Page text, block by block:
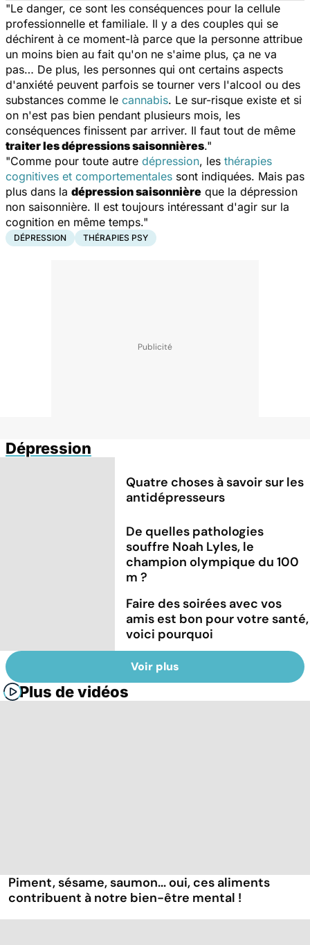
"Le danger, ce sont les conséquences pour la cellule
professionnelle et familiale. Il y a des couples qui se
déchirent à ce moment-là parce que la personne attribue
un moins bien au fait qu'on ne s'aime plus, ça ne va
pas… De plus, les personnes qui ont certains aspects
d'anxiété peuvent parfois se tourner vers l'alcool ou des
substances comme le cannabis. Le sur-risque existe et si
on n'est pas bien pendant plusieurs mois, les
conséquences finissent par arriver. Il faut tout de même
traiter les dépressions saisonnières."
"Comme pour toute autre dépression, les thérapies
cognitives et comportementales sont indiquées. Mais pas
plus dans la dépression saisonnière que la dépression
non saisonnière. Il est toujours intéressant d'agir sur la
cognition en même temps."
DÉPRESSION THÉRAPIES PSY
Dépression
Quatre choses à savoir sur les
antidépresseurs
De quelles pathologies
souffre Noah Lyles, le
champion olympique du 100
m ?
Faire des soirées avec vos
amis est bon pour votre santé,
voici pourquoi
Voir plus
Plus de vidéos
Piment, sésame, saumon... oui, ces aliments
contribuent à notre bien-être mental !